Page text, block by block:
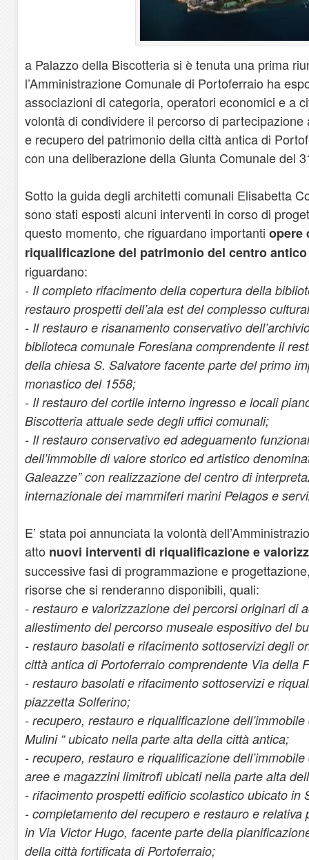
a Palazzo della Biscotteria si è tenuta una prima
l’Amministrazione Comunale di Portoferraio ha
associazioni di categoria, operatori economici e a
volontà di condividere il percorso di
e recupero del patrimonio della città antica di
con una deliberazione della Giunta Comunale del
Sotto la guida degli architetti comunali Elisabetta
sono stati esposti alcuni interventi in corso di
questo momento, che riguardano importanti opere
riqualificazione del patrimonio del centro
riguardano:
- Il completo rifacimento della copertura della
restauro prospetti dell’ala est del complesso
- Il restauro e risanamento conservativo
biblioteca comunale Foresiana comprendente il
della chiesa S. Salvatore facente parte del primo
monastico del 1558;
- Il restauro del cortile interno ingresso e locali
Biscotteria attuale sede degli uffici comunali;
- Il restauro conservativo ed adeguamento
dell’immobile di valore storico ed artistico
Galeazze” con realizzazione del centro di
internazionale dei mammiferi marini Pelagos e
E’ stata poi annunciata la volontà
atto nuovi interventi di riqualificazione e
successive fasi di programmazione e
risorse che si renderanno disponibili, quali:
- restauro e valorizzazione dei percorsi originari di
allestimento del percorso museale espositivo del
- restauro basolati e rifacimento sottoservizi degli
città antica di Portoferraio comprendente Via della
- restauro basolati e rifacimento sottoservizi e
piazzetta Solferino;
- recupero, restauro e riqualificazione
Mulini “ ubicato nella parte alta della città antica;
- recupero, restauro e riqualificazione dell’immobile
aree e magazzini limitrofi ubicati nella parte alta
- rifacimento prospetti edificio scolastico ubicato in
- completamento del recupero e restauro e
in Via Victor Hugo, facente parte della
della città fortificata di Portoferraio;